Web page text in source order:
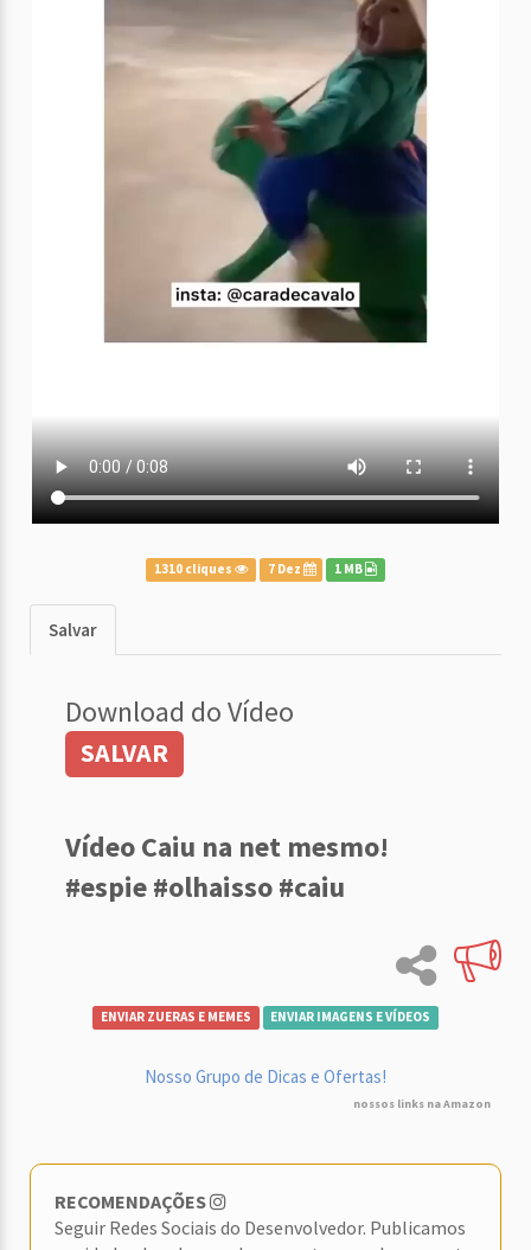
1310 cliques 7 Dez 1 MB
Salvar
Download do Vídeo
SALVAR
Vídeo Caiu na net mesmo!
#espie #olhaisso #caiu
ENVIAR ZUERAS E MEMES ENVIAR IMAGENS E VÍDEOS
Nosso Grupo de Dicas e Ofertas!
nossos links na Amazon
RECOMENDAÇÕES
Seguir Redes Sociais do Desenvolvedor. Publicamos